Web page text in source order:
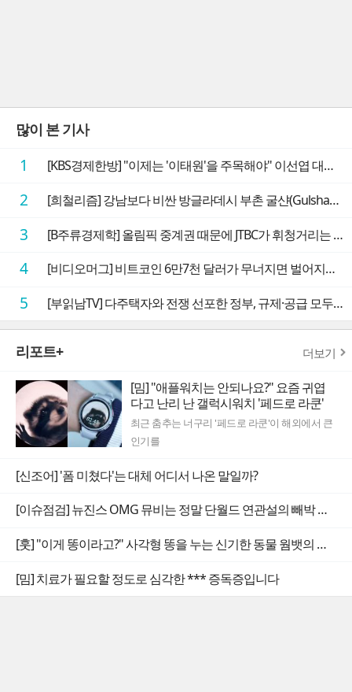
많이 본 기사
1 [KBS경제한방] "이제는 '이태원'을 주목해야" 이선엽 대표가 말하는 AI 시대 투자 성과를 가르는 지점들
2 [희철리즘] 강남보다 비싼 방글라데시 부촌 굴샨(Gulshan)의 극단적인 모습에 충격을 받다
3 [B주류경제학] 올림픽 중계권 때문에 JTBC가 휘청거리는 이유
4 [비디오머그] 비트코인 6만7천 달러가 무너지면 벌어지는 일
5 [부읽남TV] 다주택자와 전쟁 선포한 정부, 규제·공급 모두 실효성 의문
리포트+ 더보기
[밈] "애플워치는 안되나요?" 요즘 귀엽
다고 난리 난 갤럭시워치 '페드로 라쿤'
최근 춤추는 너구리 '페드로 라쿤'이 해외에서 큰
인기를
[신조어] '폼 미쳤다'는 대체 어디서 나온 말일까?
[이슈점검] 뉴진스 OMG 뮤비는 정말 단월드 연관설의 빼박 증거일까
[훗] "이게 똥이라고?" 사각형 똥을 누는 신기한 동물 웜뱃의 비밀
[밈] 치료가 필요할 정도로 심각한 *** 증독증입니다